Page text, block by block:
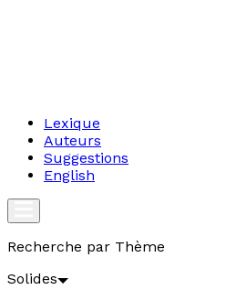
Lexique
Auteurs
Suggestions
English
Recherche par Thème
Solides